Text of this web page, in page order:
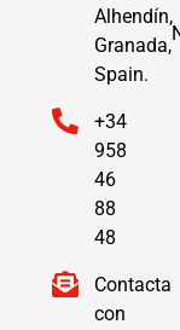
Alhendín,
Granada,
Spain.
+34
958
46
88
48
Contacta
con